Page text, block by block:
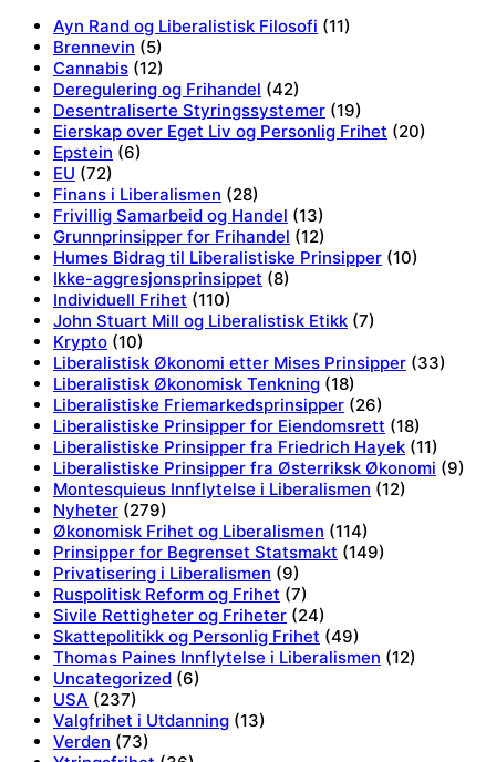
Ayn Rand og Liberalistisk Filosofi (11)
Brennevin (5)
Cannabis (12)
Deregulering og Frihandel (42)
Desentraliserte Styringssystemer (19)
Eierskap over Eget Liv og Personlig Frihet (20)
Epstein (6)
EU (72)
Finans i Liberalismen (28)
Frivillig Samarbeid og Handel (13)
Grunnprinsipper for Frihandel (12)
Humes Bidrag til Liberalistiske Prinsipper (10)
Ikke-aggresjonsprinsippet (8)
Individuell Frihet (110)
John Stuart Mill og Liberalistisk Etikk (7)
Krypto (10)
Liberalistisk Økonomi etter Mises Prinsipper (33)
Liberalistisk Økonomisk Tenkning (18)
Liberalistiske Friemarkedsprinsipper (26)
Liberalistiske Prinsipper for Eiendomsrett (18)
Liberalistiske Prinsipper fra Friedrich Hayek (11)
Liberalistiske Prinsipper fra Østerriksk Økonomi (9)
Montesquieus Innflytelse i Liberalismen (12)
Nyheter (279)
Økonomisk Frihet og Liberalismen (114)
Prinsipper for Begrenset Statsmakt (149)
Privatisering i Liberalismen (9)
Ruspolitisk Reform og Frihet (7)
Sivile Rettigheter og Friheter (24)
Skattepolitikk og Personlig Frihet (49)
Thomas Paines Innflytelse i Liberalismen (12)
Uncategorized (6)
USA (237)
Valgfrihet i Utdanning (13)
Verden (73)